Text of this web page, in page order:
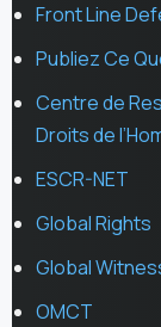
Front Line
Publiez Ce
Centre de
Droits de
ESCR-NET
Global Rights
Global
OMCT